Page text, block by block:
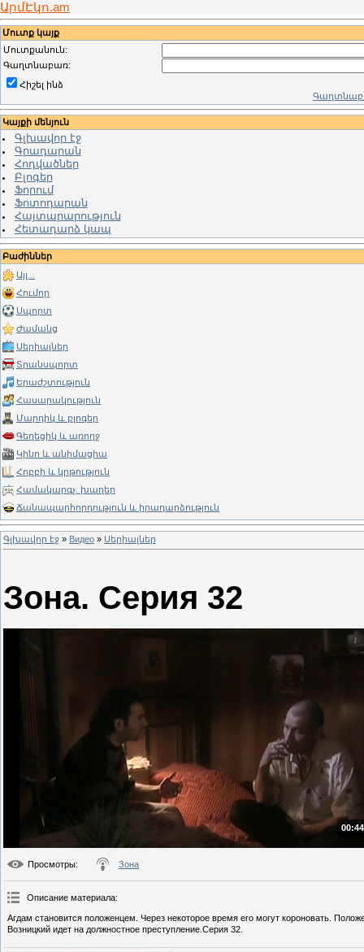
ԱրմԷկո.am
Մուտք կայք
Մուտքանուն:
Գաղտնաբառ:
Հիշել ինձ
Կայքի մենյուն
Գլխավոր էջ
Գրադարան
Հոդվածներ
Բլոգեր
Ֆորում
Ֆոտոդարան
Հայտարարություն
Հետադարձ կապ
Բաժիններ
Այլ...
Հումոր
Սպորտ
Ժամանց
Սերիալներ
Տրանսպորտ
Երաժշտություն
Հասարակություն
Մարդիկ և բլոգեր
Գեղեցիկ և առողջ
Կինո և անիմացիա
Հոբբի և կրթություն
Համակարգչ. խաղեր
Ճանապարհորդություն և իրադարձություն
Գլխավոր էջ » Видео » Սերիալներ
Зона. Серия 32
Просмотры: Зона
Описание материала:
Агдам становится положенцем. Через некоторое время его могут короновать.
Возницкий идет на должностное преступление.Серия 32.